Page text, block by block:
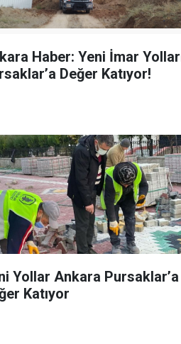
Haber: Yeni İmar
Değer Katıyor!
Yollar Ankara Pursaklar’a
Katıyor